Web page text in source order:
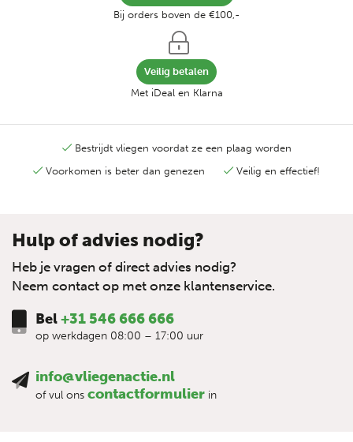
Bij orders boven de €100,-
Veilig betalen
Met iDeal en Klarna
Bestrijdt vliegen voordat ze een plaag worden
Voorkomen is beter dan genezen
Veilig en effectief!
Hulp of advies nodig?
Heb je vragen of direct advies nodig?
Neem contact op met onze klantenservice.
Bel+31 546 666 666
op werkdagen 08:00 – 17:00 uur
info@vliegenactie.nl
of vul ons contactformulier in